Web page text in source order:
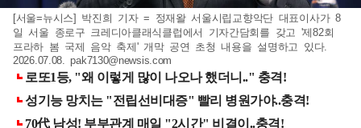
[서울=뉴시스] 박진희 기자 = 정재왈 서울시립교향악단 대표이사가 8
일 서울 종로구 크레디아클래식클럽에서 기자간담회를 갖고 '제82회
프라하 봄 국제 음악 축제' 개막 공연 초청 내용을 설명하고 있다.
2026.07.08.pak7130@newsis.com